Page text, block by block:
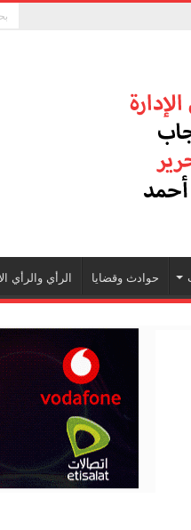
حوادث وقضايا الرأي والرأي